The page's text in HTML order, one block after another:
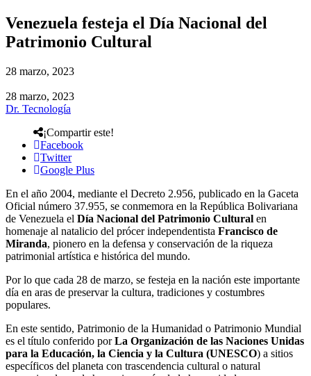
Venezuela festeja el Día Nacional del
Patrimonio Cultural
28 marzo, 2023
28 marzo, 2023
Dr. Tecnología
¡Compartir este!
Facebook
Twitter
Google Plus
En el año 2004, mediante el Decreto 2.956, publicado en la Gaceta
Oficial número 37.955, se conmemora en la República Bolivariana
de Venezuela el Día Nacional del Patrimonio Cultural en
homenaje al natalicio del prócer independentista Francisco de
Miranda, pionero en la defensa y conservación de la riqueza
patrimonial artística e histórica del mundo.
Por lo que cada 28 de marzo, se festeja en la nación este importante
día en aras de preservar la cultura, tradiciones y costumbres
populares.
En este sentido, Patrimonio de la Humanidad o Patrimonio Mundial
es el título conferido porLa Organización de las Naciones Unidas
para la Educación, la Ciencia y la Cultura (UNESCO) a sitios
específicos del planeta con trascendencia cultural o natural